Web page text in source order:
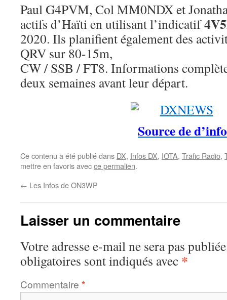
Paul G4PVM, Col MM0NDX et
actifs d’Haïti en utilisant l’indicatif
2020. Ils planifient également des
QRV sur 80-15m,
CW / SSB / FT8. Informations
deux semaines avant leur départ.
Source de d’info
Ce contenu a été publié dans DX, Infos DX, IOTA, Trafic Radio,
mettre en favoris avecce permalien.
← Les Infos de ON3WP
Laisser un commentaire
Votre adresse e-mail ne sera pas
obligatoires sont indiqués avec *
Commentaire *